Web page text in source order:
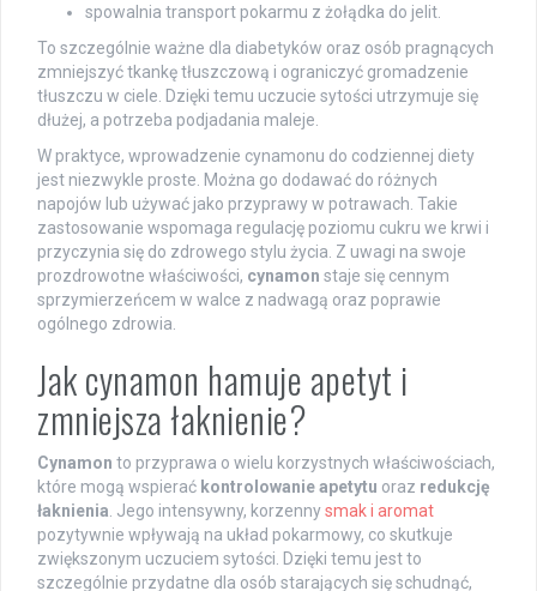
spowalnia transport pokarmu z żołądka do jelit.
To szczególnie ważne dla diabetyków oraz osób pragnących
zmniejszyć tkankę tłuszczową i ograniczyć gromadzenie
tłuszczu w ciele. Dzięki temu uczucie sytości utrzymuje się
dłużej, a potrzeba podjadania maleje.
W praktyce, wprowadzenie cynamonu do codziennej diety
jest niezwykle proste. Można go dodawać do różnych
napojów lub używać jako przyprawy w potrawach. Takie
zastosowanie wspomaga regulację poziomu cukru we krwi i
przyczynia się do zdrowego stylu życia. Z uwagi na swoje
prozdrowotne właściwości, cynamon staje się cennym
sprzymierzeńcem w walce z nadwagą oraz poprawie
ogólnego zdrowia.
Jak cynamon hamuje apetyt i
zmniejsza łaknienie?
Cynamon to przyprawa o wielu korzystnych właściwościach,
które mogą wspierać kontrolowanie apetytu oraz redukcję
łaknienia . Jego intensywny, korzennysmak i aromat
pozytywnie wpływają na układ pokarmowy, co skutkuje
zwiększonym uczuciem sytości. Dzięki temu jest to
szczególnie przydatne dla osób starających się schudnąć,